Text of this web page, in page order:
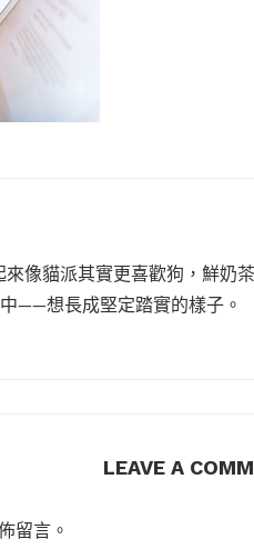
來像貓派其實更喜歡狗，鮮奶
——想長成堅定踏實的樣子。
LEAVE A
留言。